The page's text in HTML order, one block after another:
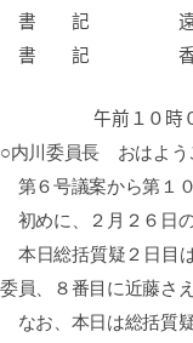
書 記
書 記
午前１０時
○内川委員長 おはよう
第６号議案から第１
初めに、２月２６日
本日総括質疑２日目
委員、８番目に近藤さ
なお、本日は総括質